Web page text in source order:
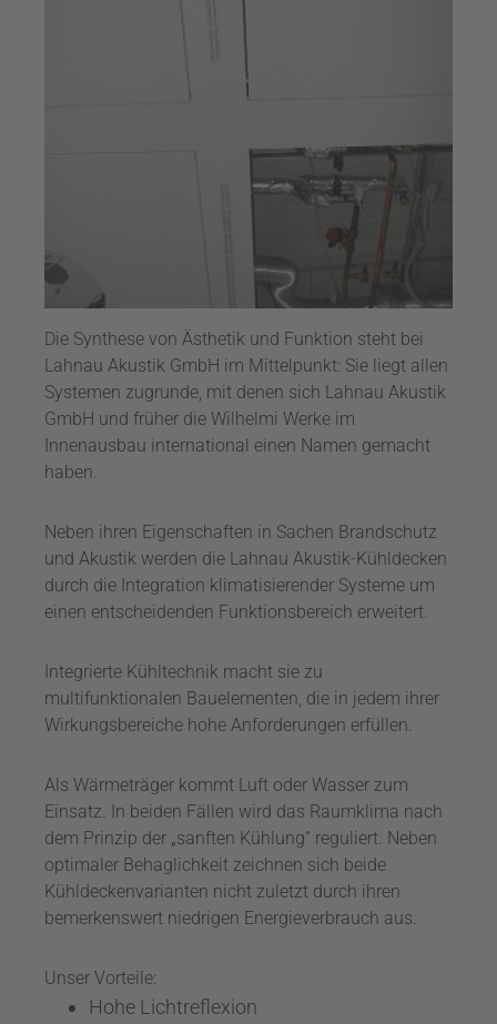
Die Synthese von Ästhetik und Funktion steht bei
Lahnau Akustik GmbH im Mittelpunkt: Sie liegt allen
Systemen zugrunde, mit denen sich Lahnau Akustik
GmbH und früher die Wilhelmi Werke im
Innenausbau international einen Namen gemacht
haben.
Neben ihren Eigenschaften in Sachen Brandschutz
und Akustik werden die Lahnau Akustik-Kühldecken
durch die Integration klimatisierender Systeme um
einen entscheidenden Funktionsbereich erweitert.
Integrierte Kühltechnik macht sie zu
multifunktionalen Bauelementen, die in jedem ihrer
Wirkungsbereiche hohe Anforderungen erfüllen.
Als Wärmeträger kommt Luft oder Wasser zum
Einsatz. In beiden Fällen wird das Raumklima nach
dem Prinzip der „sanften Kühlung“ reguliert. Neben
optimaler Behaglichkeit zeichnen sich beide
Kühldeckenvarianten nicht zuletzt durch ihren
bemerkenswert niedrigen Energieverbrauch aus.
Unser Vorteile:
Hohe Lichtreflexion